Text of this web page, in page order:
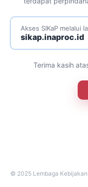
Akses SIKaP melalui
sikap.inaproc.id
Terima kasih
© 2025 Lembaga